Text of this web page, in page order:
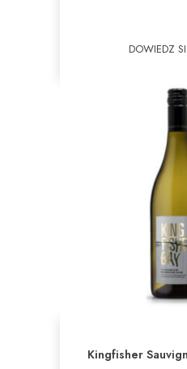
DOWIEDZ
Kingfisher